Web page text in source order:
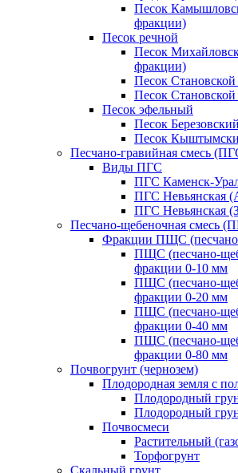
Песок
фракции)
Песок речной
Песок
фракции)
Песок
Песок
Песок эфельный
Песок
Песок
Песчано-гравийная смесь
Виды ПГС
ПГС Каменск-
ПГС Невьянская
ПГС Невьянская
Песчано-щебеночная смесь
Фракции ПЩС
ПЩС (песчано-
фракции 0-10 мм
ПЩС (песчано-
фракции 0-20 мм
ПЩС (песчано-
фракции 0-40 мм
ПЩС (песчано-
фракции 0-80 мм
Почвогрунт (чернозем)
Плодородная земля с
Плодородный
Плодородный
Почвосмеси
Растительный
Торфогрунт
Скальный грунт